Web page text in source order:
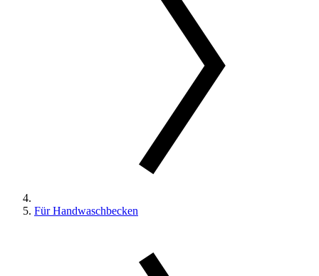
Für Handwaschbecken